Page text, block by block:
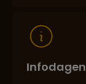
Infodagen